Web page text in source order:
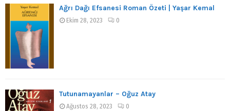
Ağrı Dağı Efsanesi Roman Özeti | Yaşar Kemal
Ekim 28, 2023 0
Tutunamayanlar – Oğuz Atay
Ağustos 28, 2023 0